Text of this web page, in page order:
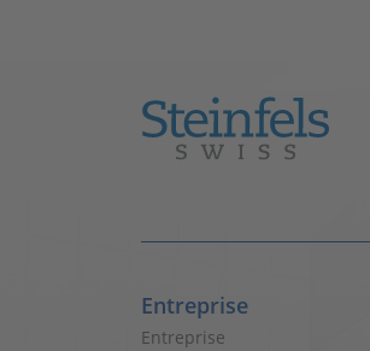
Entreprise
Entreprise